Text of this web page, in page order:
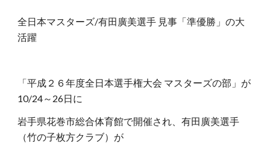
全日本マスターズ/有田廣美選手 見事「準優勝」の大
活躍
「平成２６年度全日本選手権大会 マスターズの部」が
10/24～26日に
岩手県花巻市総合体育館で開催され、有田廣美選手
（竹の子枚方クラブ）が